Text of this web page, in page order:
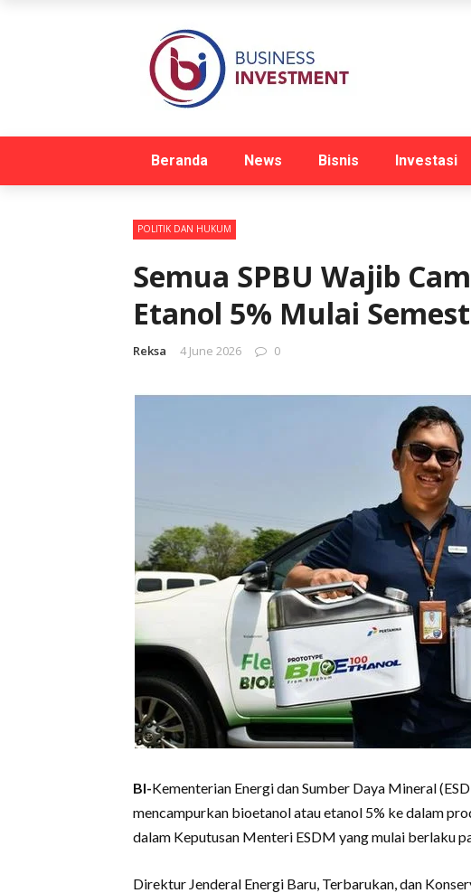
Beranda News Bisnis Investasi
POLITIK DAN HUKUM
Semua SPBU Wajib
Etanol 5% Mulai
Reksa 4 June 2026 0
BI-Kementerian Energi dan Sumber Daya Mineral
mencampurkan bioetanol atau etanol 5% ke dalam
dalam Keputusan Menteri ESDM yang mulai berlaku
Direktur Jenderal Energi Baru, Terbarukan, dan